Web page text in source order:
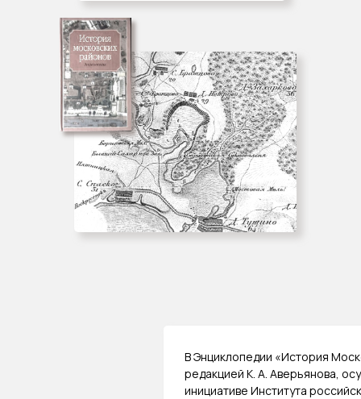
В Энциклопедии «История
редакцией К. А. Аверьянова,
инициативе Института